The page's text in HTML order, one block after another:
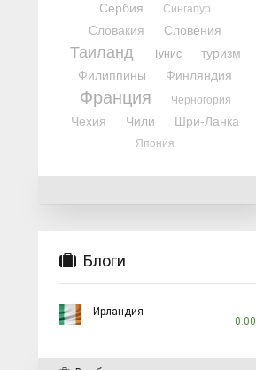
Сербия Сингапур
Словакия Словения
Таиланд Тунис
туризм
Филиппины
Финляндия
Франция Черногория
Чехия Чили Шри-Ланка
Япония
Блоги
Ирландия
0.00